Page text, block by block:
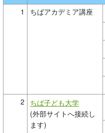
1
ちばアカデミア講座
2
ちば子ども大学
(外部サイトへ接続し
ます)